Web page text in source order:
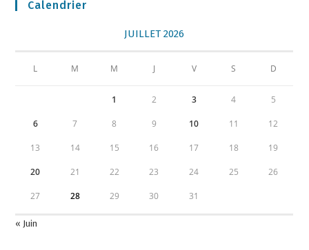
Calendrier
JUILLET 2026
L M M J V S D
1 2 3 4 5
6 7 8 9 10 11 12
13 14 15 16 17 18 19
20 21 22 23 24 25 26
27 28 29 30 31
« Juin